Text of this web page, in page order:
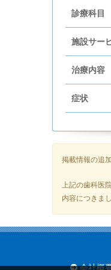
診療科目
施設サー
治療内容
症状
掲載情報の追
上記の歯科医
内容につきま
会社概